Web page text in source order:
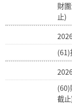
財
止)
截